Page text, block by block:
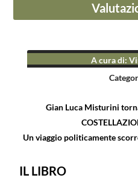
A cura di:
Gian Luca Misturini
Un viaggio politicamente
IL LIBRO